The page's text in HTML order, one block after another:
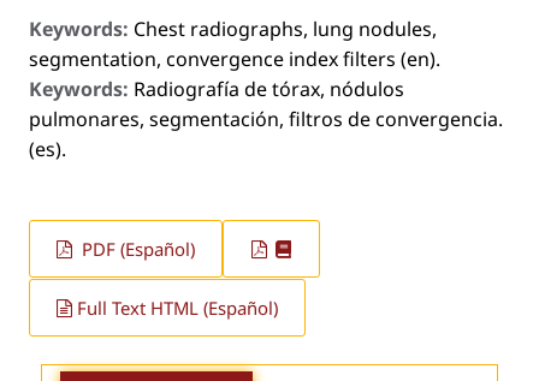
Keywords: Chest radiographs, lung nodules,
segmentation, convergence index filters (en).
Keywords: Radiografía de tórax, nódulos
pulmonares, segmentación, filtros de convergencia.
(es).
PDF (Español)
Full Text HTML (Español)